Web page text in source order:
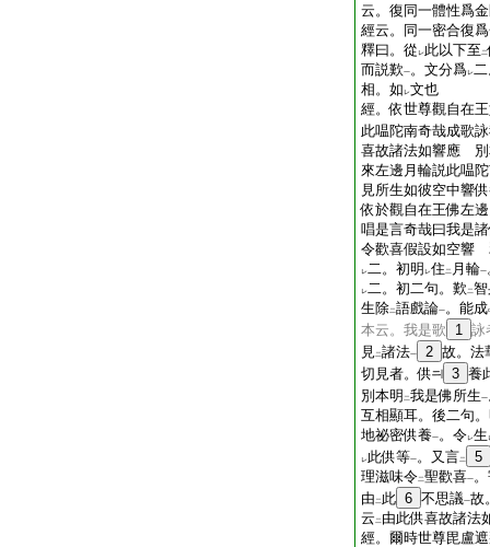
云。復同一體性爲
經云。同一密合復
釋曰。從 レ此以下至 二
而説歎一。文分爲レ
相。如 レ文也
經。依世尊觀自在
此嗢陀南奇哉成歌
喜故諸法如響應 別
來左邊月輪説此嗢
見所生如彼空中響
依於觀自在王佛左
唱是言奇哉曰我是
令歡喜假設如空響
レ二。初明 レ住 二 月輪一
レ二。初二句。歎 二
生除二語戲論一。能成
本云。我是歌 1 詠
見二諸法一 2 故。法
切見者。供
3 養
別本明 二我是佛所生一
互相顯耳。後二句
地祕密供養一。令レ生
レ此供等一。又言二
5
理滋味令二聖歡喜一
由 二 此 6 不思議一故
云 二 由此供喜故諸法
經。爾時世尊毘盧